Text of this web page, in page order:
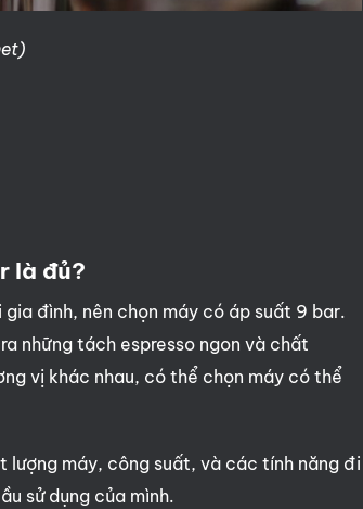
là đủ?
đình, nên chọn máy có áp suất 9 bar.
những tách espresso ngon và chất
vị khác nhau, có thể chọn máy có thể
lượng máy, công suất, và các tính năng đi
sử dụng của mình.